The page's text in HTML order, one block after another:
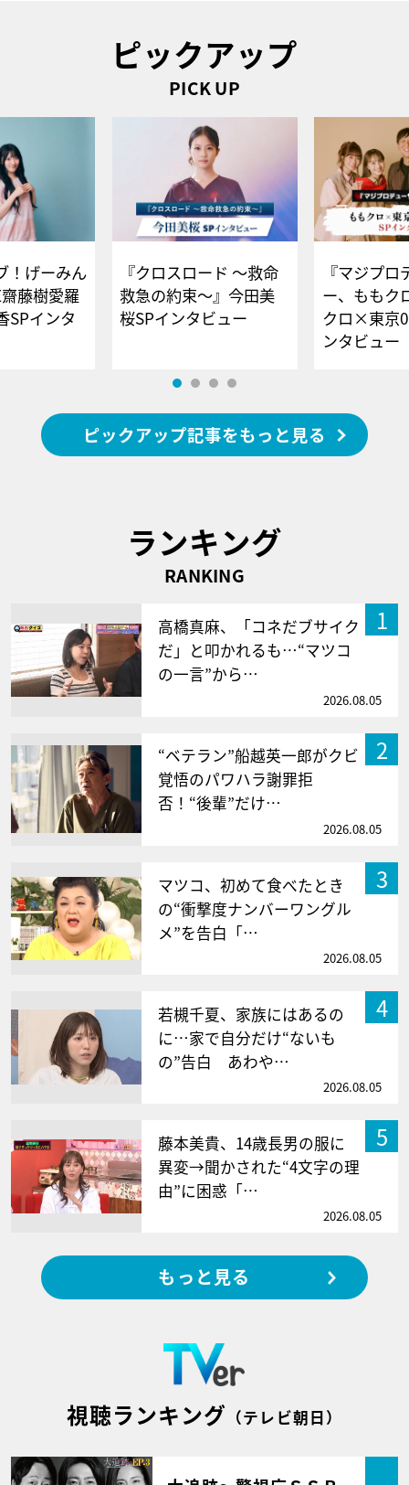
ピックアップ
PICK UP
！げーみん
藤樹愛羅
SPインタ
『クロスロード ～救命
救急の約束～』今田美
桜SPインタビュー
『マジプロ
ー、ももク
クロ×東京
ンタビュー
ピックアップ記事をもっと見る
ランキング
RANKING
1
高橋真麻、「コネだブサイク
だ」と叩かれるも…“マツコ
の一言”から…
2026.08.05
2
“ベテラン”船越英一郎がクビ
覚悟のパワハラ謝罪拒
否！“後輩”だけ…
2026.08.05
3
マツコ、初めて食べたとき
の“衝撃度ナンバーワングル
メ”を告白「…
2026.08.05
4
若槻千夏、家族にはあるの
に…家で自分だけ“ないも
の”告白 あわや…
2026.08.05
5
藤本美貴、14歳長男の服に
異変→聞かされた“4文字の理
由”に困惑「…
2026.08.05
もっと見る
視聴ランキング （テレビ朝日）